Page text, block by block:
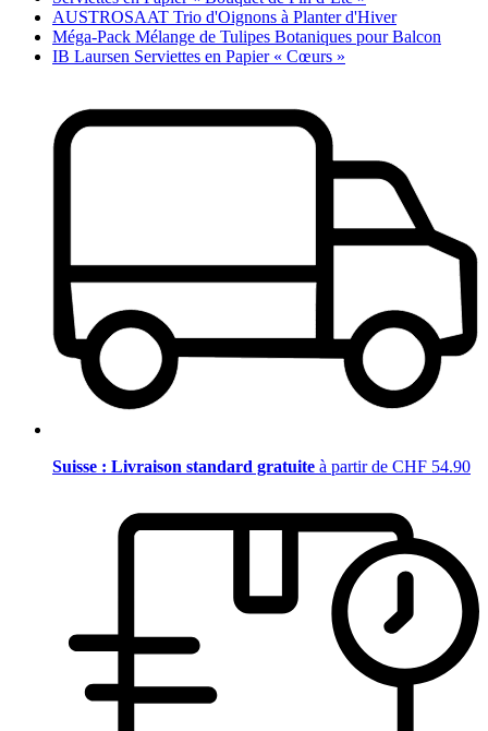
AUSTROSAAT Trio d'Oignons à Planter d'Hiver
Méga-Pack Mélange de Tulipes Botaniques pour Balcon
IB Laursen Serviettes en Papier « Cœurs »
Suisse : Livraison standard gratuite à partir de CHF 54.90